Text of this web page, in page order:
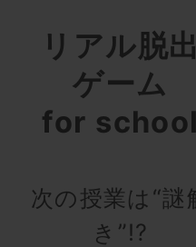
リアル脱
ゲーム
for
次の授業は“謎
き”!?